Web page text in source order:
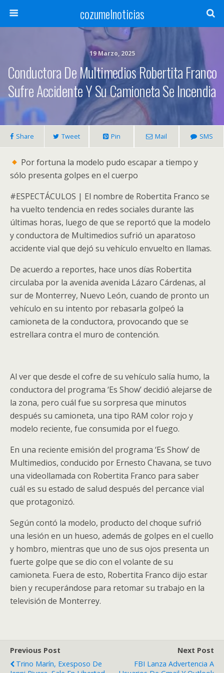
cozumelnoticias
19 Marzo, 2025
Conductora De Multimedios Robertita Franco
Sufre Accidente Y Su Camioneta Se Incendia
Share Tweet Pin Mail SMS
Por fortuna la modelo pudo escapar a tiempo y
sólo presenta golpes en el cuerpo
#ESPECTÁCULOS | El nombre de Robertita Franco se
ha vuelto tendencia en redes sociales durante las
últimas horas, luego de que se reportó que la modelo
y conductora de Multimedios sufrió un aparatoso
accidente vial que dejó su vehículo envuelto en llamas.
De acuerdo a reportes, hace unos días Robertita
circulaba por la avenida avenida Lázaro Cárdenas, al
sur de Monterrey, Nuevo León, cuando de pronto un
vehículo en su intento por rebasarla golpeó la
camioneta de la conductora, provocando que se
estrellara contra el muro de contención.
Al ver que desde el cofre de su vehículo salía humo, la
conductora del programa ‘Es Show’ decidió alejarse de
la zona, pero cuál fue su sorpresa que minutos
después su camioneta, una tipo RAM color rojo y
modelo reciente, fue consumida por el fuego.
En una reciente emisión del programa ‘Es Show’ de
Multimedios, conducido por Ernesto Chavana, se tuvo
una videollamada con Robertita Franco para saber
cuál es su estado de salud después del percance vial
que protagonizó.
Según contó la modelo, producto del choque sufrió
una lesión en un hueso, además de golpes en el cuello
y hombro, mientras que uno de sus ojos presenta un
fuerte golpe que se dio con el volante de su
camioneta. Fuera de esto, Robertita Franco dijo estar
bien y recuperándose para retomar su trabajo en la
televisión de Monterrey.
Previous Post
Trino Marín, Exesposo De
Next Post
FBI Lanza Advertencia A